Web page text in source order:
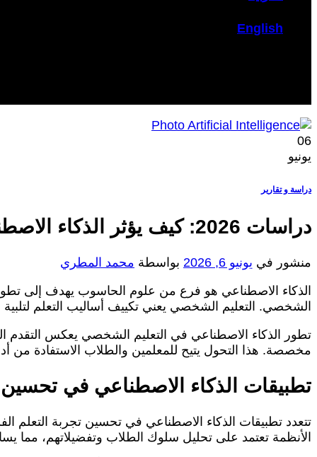
English
06
يونيو
دراسة و تقارير
دراسات 2026: كيف يؤثر الذكاء الاصطناعي على التعليم الشخصي؟
منشور في يونيو 6, 2026 بواسطة محمد المطري
الذكاء الاصطناعي هو فرع من علوم الحاسوب يهدف إلى
الشخصي. التعليم الشخصي يعني تكييف أساليب التعلم
تطور الذكاء الاصطناعي في التعليم الشخصي يعكس التقدم
مخصصة. هذا التحول يتيح للمعلمين والطلاب الاستفادة من
تطبيقات الذكاء الاصطناعي في تحسين
تتعدد تطبيقات الذكاء الاصطناعي في تحسين تجربة التعلم
الأنظمة تعتمد على تحليل سلوك الطلاب وتفضيلاتهم،